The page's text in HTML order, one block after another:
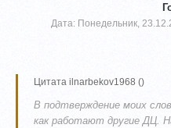
Дата: Понедельник,
Цитата ilnarbekov1968 ()
В подтверждение моих
как работают другие ДЦ.